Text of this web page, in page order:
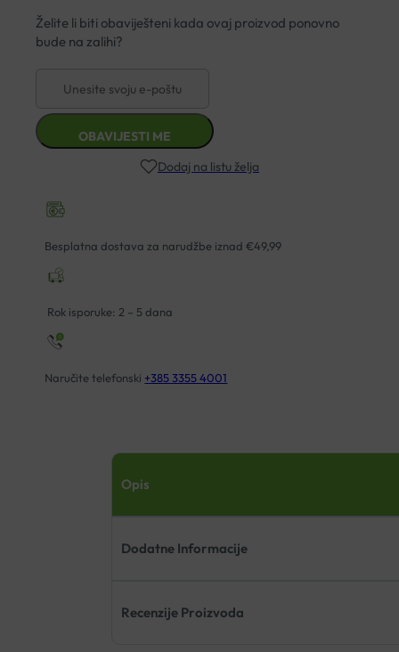
Dodaj na listu želja
Besplatna dostava za narudžbe iznad €49,99
Rok isporuke: 2 – 5 dana
Naručite telefonski +385 3355 4001
Opis
Dodatne Informacije
Recenzije Proizvoda